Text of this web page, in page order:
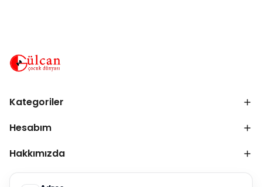
Kategoriler
Hesabım
Hakkımızda